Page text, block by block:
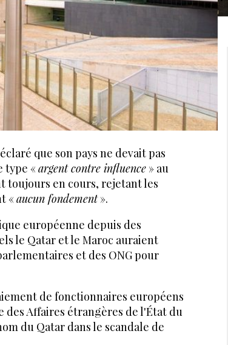
que son pays ne devait pas
type « argent contre influence » au
toujours en cours, rejetant les
« aucun fondement».
européenne depuis des
le Qatar et le Maroc auraient
et des ONG pour
de fonctionnaires européens
des Affaires étrangères de l'État du
du Qatar dans le scandale de